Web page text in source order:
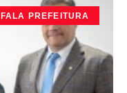
FALA PREFEITURA